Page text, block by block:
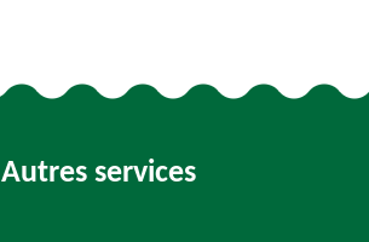
Autres services